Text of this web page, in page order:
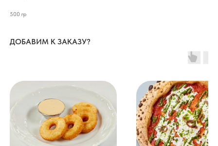
500 гр
ДОБАВИМ К ЗАКАЗУ?